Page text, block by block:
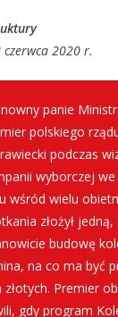
2020 r.
panie
polskiego
podczas
wyborczej
wśród wielu
złożył
budowę
na co ma być
złotych. Premier
gdy program